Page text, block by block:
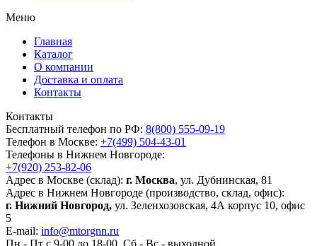
Меню
Главная
Каталог
О компании
Доставка и оплата
Контакты
Контакты
Бесплатный телефон по РФ: 8(800) 555-09-19
Телефон в Москве: +7(499) 504-43-01
Телефоны в Нижнем Новгороде:
+7(920) 253-82-06
Адрес в Москве (склад): г. Москва, ул. Дубнинская, 81
Адрес в Нижнем Новгороде (производство, склад, офис):
г. Нижний Новгород, ул. Зеленхозовская, 4А корпус 10, офис
5
E-mail: info@mtorgnn.ru
Пн - Пт с 9-00 до 18-00, Сб - Вс - выходной